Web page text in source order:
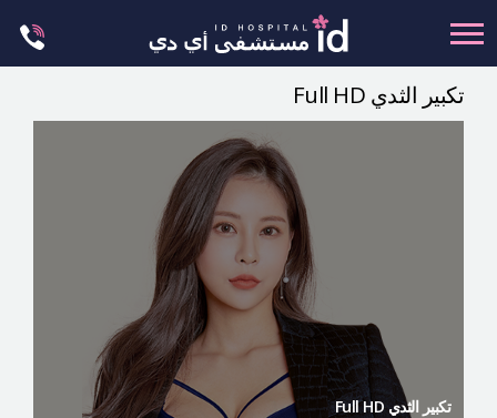
to
content
العمليات البسيطة
تكبير الثدي Full HD
تكبير الثدي Full HD